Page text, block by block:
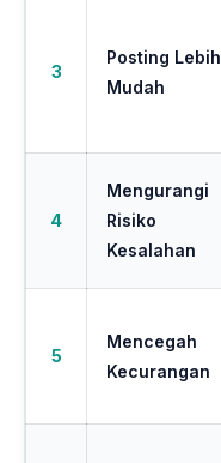
3
Posting Lebih
Mudah
4
Mengurangi
Risiko
Kesalahan
5
Mencegah
Kecurangan